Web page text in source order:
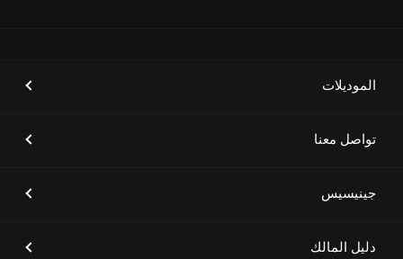
الموديلات
تواصل معنا
جينيسيس
دليل المالك